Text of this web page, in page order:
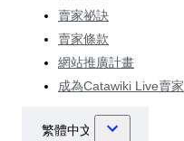
賣家祕訣
賣家條款
網站推廣計畫
成為Catawiki Live賣家